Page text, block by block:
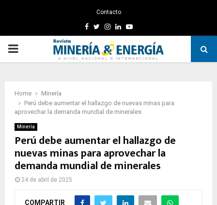
Contacto
Facebook
TwitterInstagram
LinkedinYoutube
PRIMARY
Home
Minería
Perú debe aumentar el hallazgo de nuevas minas para
aprovechar la demanda mundial de minerales
Minería
Perú debe aumentar el hallazgo de
nuevas minas para aprovechar la
demanda mundial de minerales
24 de abril de 2025
COMPARTIR